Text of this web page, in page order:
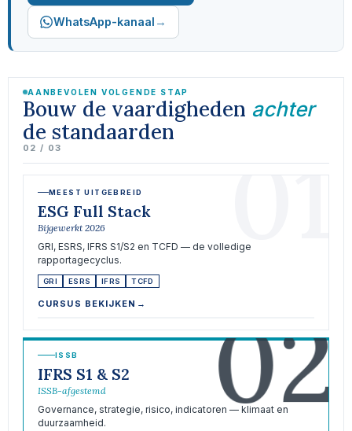
WhatsApp-kanaal →
AANBEVOLEN VOLGENDE STAP
Bouw de vaardigheden achter
de standaarden
02 / 03 01
MEEST UITGEBREID
ESG Full Stack
Bijgewerkt 2026
GRI, ESRS, IFRS S1/S2 en TCFD — de volledige
rapportagecyclus.
GRI ESRS IFRS TCFD
CURSUS BEKIJKEN → 02
ISSB
IFRS S1 & S2
ISSB-afgestemd
Governance, strategie, risico, indicatoren — klimaat en
duurzaamheid.